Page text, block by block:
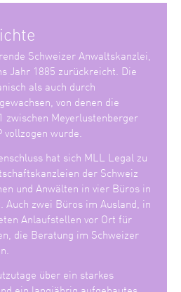
Schweizer Anwaltskanzlei,
Jahr 1885 zurückreicht. Die
als auch durch
von denen die
zwischen Meyerlustenberger
vollzogen wurde.
hat sich MLL Legal zu
der Schweiz
und Anwälten in vier Büros in
Auch zwei Büros im Ausland, in
Anlaufstellen vor Ort für
die Beratung im Schweizer
über ein starkes